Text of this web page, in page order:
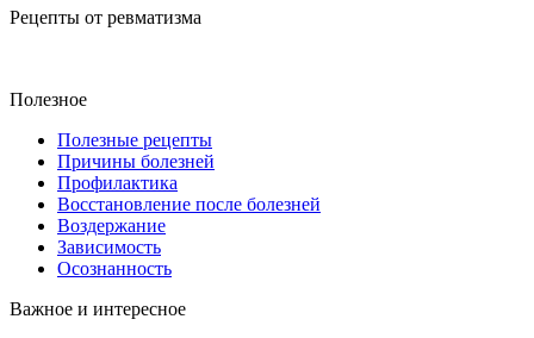
Рецепты от ревматизма
Полезное
Полезные рецепты
Причины болезней
Профилактика
Восстановление после болезней
Воздержание
Зависимость
Осознанность
Важное и интересное